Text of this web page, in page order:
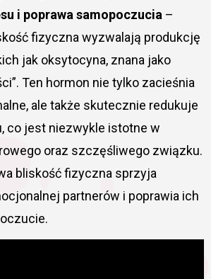
i poprawa samopoczucia –
fizyczna wyzwalają produkcję
jak oksytocyna, znana jako
Ten hormon nie tylko zacieśnia
ale także skutecznie redukuje
co jest niezwykle istotne w
oraz szczęśliwego związku.
bliskość fizyczna sprzyja
partnerów i poprawia ich